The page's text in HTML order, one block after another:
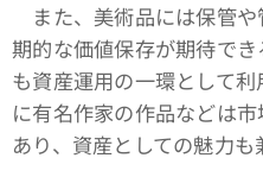
また、美術品には保管
期的な価値保存が期待で
も資産運用の一環として
に有名作家の作品などは
あり、資産としての魅力も